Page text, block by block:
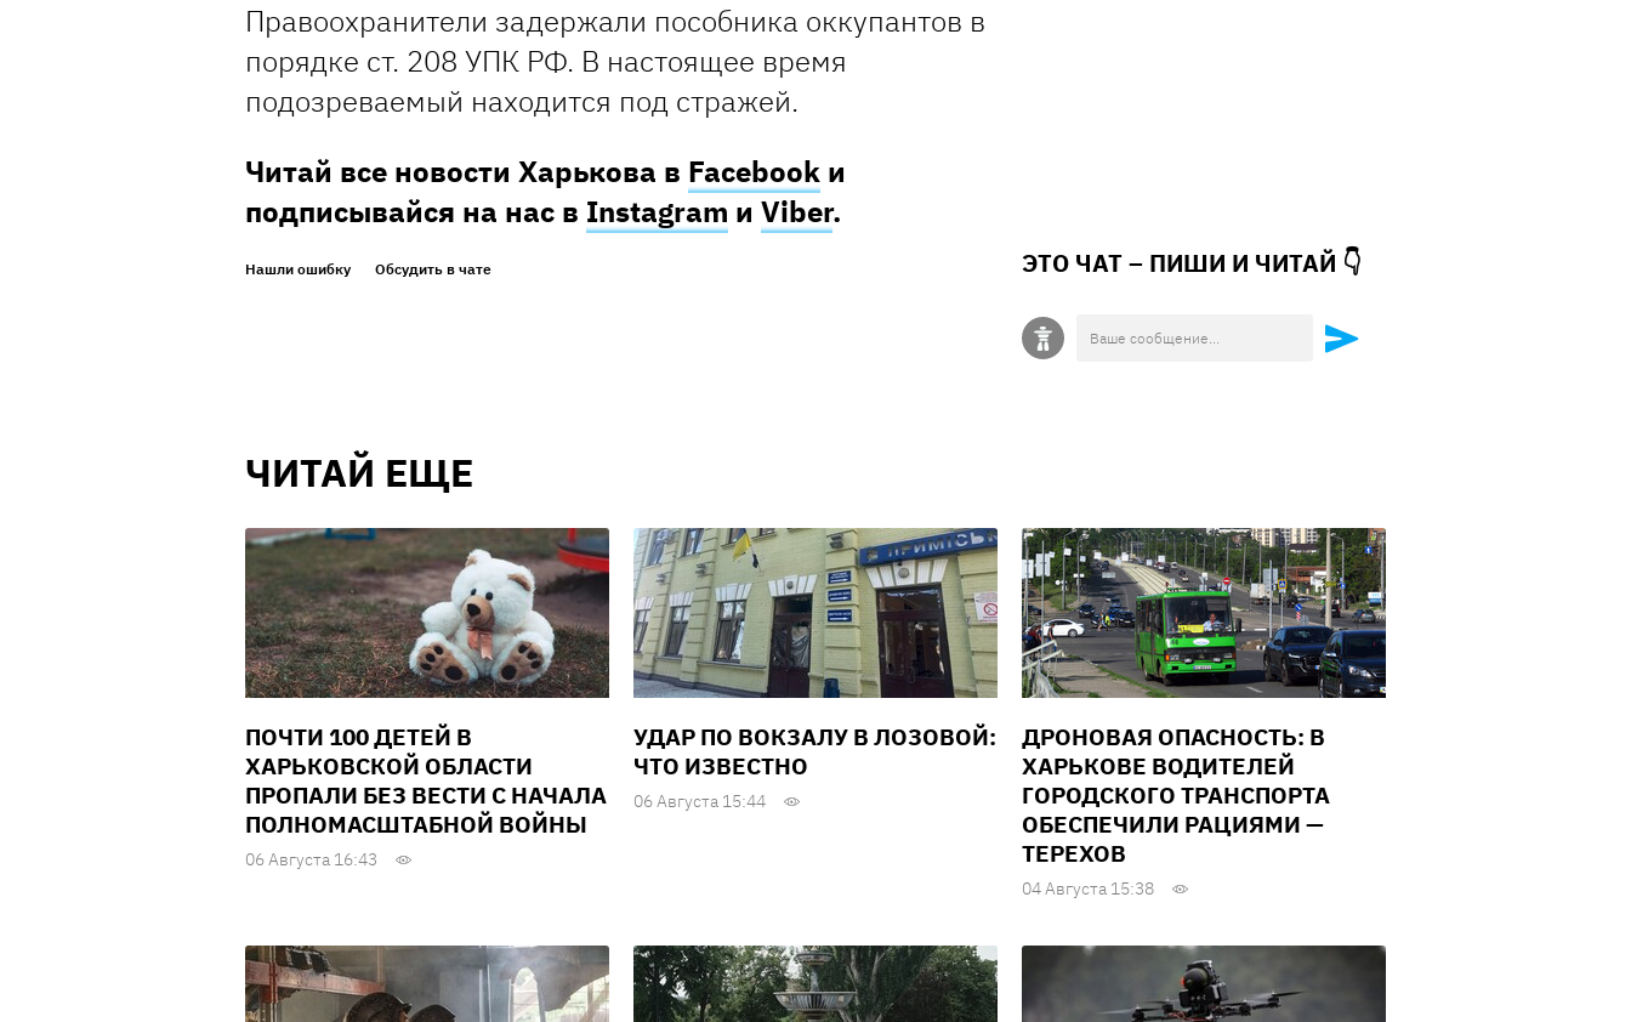
Правоохранители задержали пособника оккупантов в
порядке ст. 208 УПК РФ. В настоящее время
подозреваемый находится под стражей.
Читай все новости Харькова в Facebook и
подписывайся на нас в Instagram и Viber.
Нашли ошибку Обсудить в чате ЭТО ЧАТ – ПИШИ И ЧИТАЙ 👇
ЧИТАЙ ЕЩЕ
ПОЧТИ 100 ДЕТЕЙ В
ХАРЬКОВСКОЙ ОБЛАСТИ
ПРОПАЛИ БЕЗ ВЕСТИ С НАЧАЛА
ПОЛНОМАСШТАБНОЙ ВОЙНЫ
06 Августа 16:43
УДАР ПО ВОКЗАЛУ В ЛОЗОВОЙ:
ЧТО ИЗВЕСТНО
06 Августа 15:44
ДРОНОВАЯ ОПАСНОСТЬ: В
ХАРЬКОВЕ ВОДИТЕЛЕЙ
ГОРОДСКОГО ТРАНСПОРТА
ОБЕСПЕЧИЛИ РАЦИЯМИ —
ТЕРЕХОВ
04 Августа 15:38